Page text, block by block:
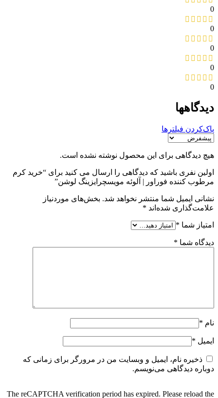
0
0
0
0
0
دیدگاهها
پاک‌کردن فیلترها
هیچ دیدگاهی برای این محصول نوشته نشده است.
اولین نفری باشید که دیدگاهی را ارسال می کنید برای “خرید کرم
مرطوب کننده فوراور | آلوئه مویسچرایزینگ لوشن”
نشانی ایمیل شما منتشر نخواهد شد. بخش‌های موردنیاز
علامت‌گذاری شده‌اند *
امتیاز شما *
دیدگاه شما *
نام *
ایمیل *
ذخیره نام، ایمیل و وبسایت من در مرورگر برای زمانی که
دوباره دیدگاهی می‌نویسم.
The reCAPTCHA verification period has expired. Please reload the